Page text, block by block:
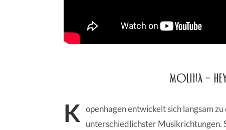
Molina –
K openhagen entwickelt sich langsam
unterschiedlichster Musikrichtungen.